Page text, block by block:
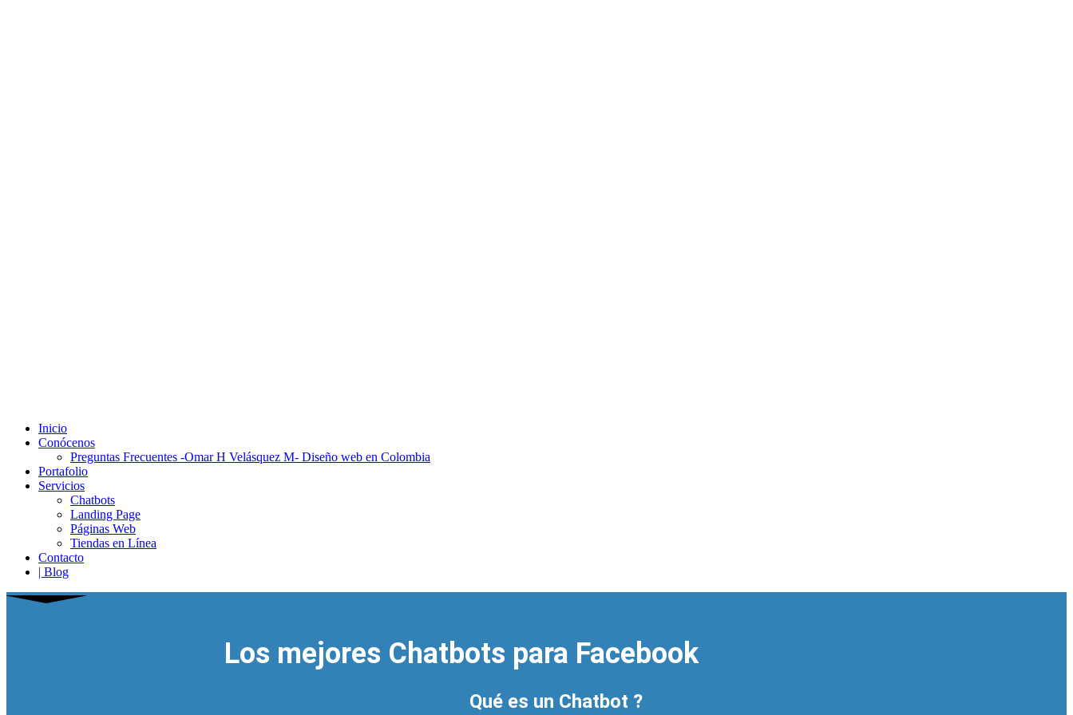
Inicio
Conócenos
Preguntas Frecuentes -Omar H Velásquez M- Diseño web en Colombia
Portafolio
Servicios
Chatbots
Landing Page
Páginas Web
Tiendas en Línea
Contacto
| Blog
Los mejores Chatbots para Facebook
Qué es un Chatbot ?